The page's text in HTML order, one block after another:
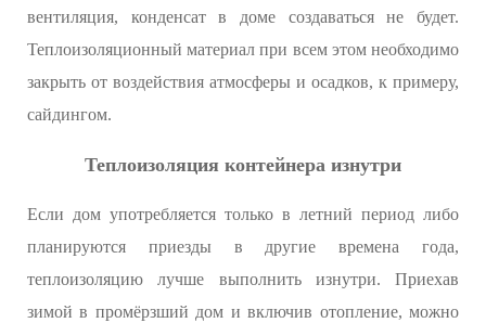
вентиляция, конденсат в доме создаваться не будет.
Теплоизоляционный материал при всем этом необходимо
закрыть от воздействия атмосферы и осадков, к примеру,
сайдингом.
Теплоизоляция контейнера изнутри
Если дом употребляется только в летний период либо
планируются приезды в другие времена года,
теплоизоляцию лучше выполнить изнутри. Приехав
зимой в промёрзший дом и включив отопление, можно